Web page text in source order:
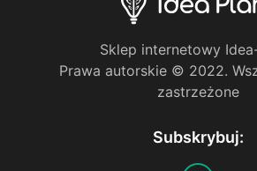
Sklep internetowy
Prawa autorskie © 2022.
zastrzeżone
Subskrybuj: